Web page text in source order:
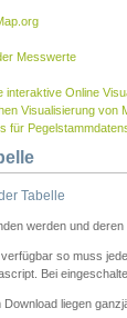
Messwerte
interaktive Online
Visualisierung von
für
Tabelle
werden und
so muss
Bei
liegen